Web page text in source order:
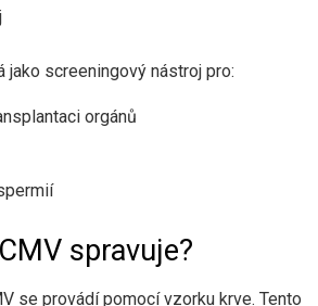
jako screeningový nástroj pro:
orgánů
spravuje?
se provádí pomocí vzorku krve. Tento